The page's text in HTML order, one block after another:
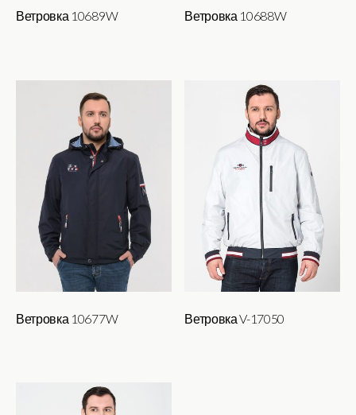
Ветровка 10689W Ветровка 10688W
Ветровка 10677W Ветровка V-17050